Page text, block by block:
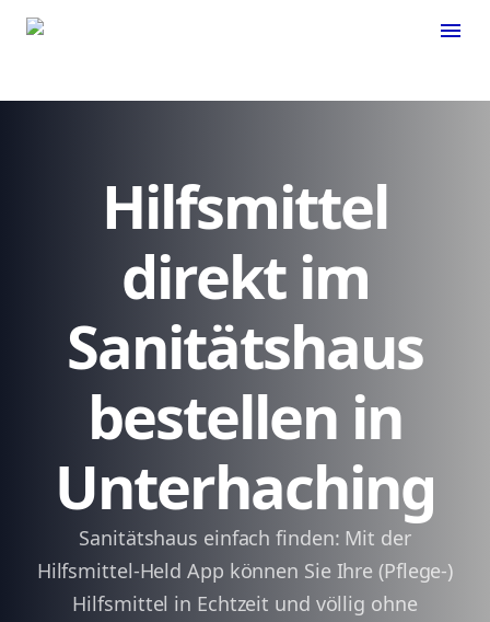
menu
Hilfsmittel
direkt im
Sanitätshaus
bestellen in
Unterhaching
Sanitätshaus einfach finden: Mit der
Hilfsmittel-Held App können Sie Ihre (Pflege-)
Hilfsmittel in Echtzeit und völlig ohne